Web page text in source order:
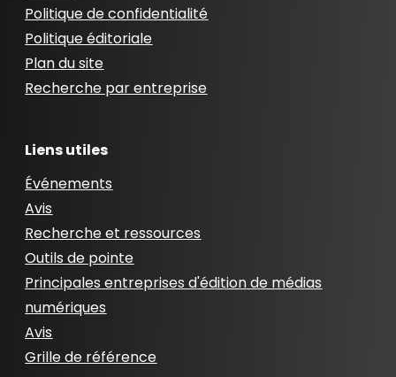
Politique de confidentialité
Politique éditoriale
Plan du site
Recherche par entreprise
Liens utiles
Événements
Avis
Recherche et ressources
Outils de pointe
Principales entreprises d'édition de médias
numériques
Avis
Grille de référence